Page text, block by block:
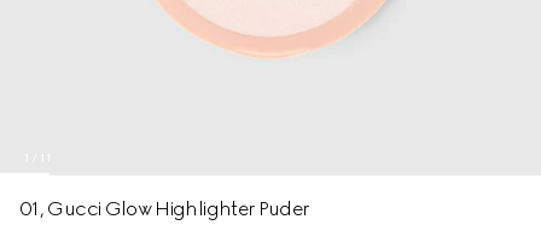
01, Gucci Glow Highlighter Puder